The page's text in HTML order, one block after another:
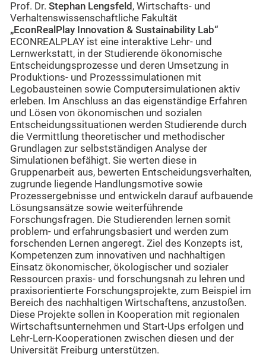
Prof. Dr. Stephan Lengsfeld , Wirtschafts- und
Verhaltenswissenschaftliche Fakultät
„EconRealPlay Innovation & Sustainability Lab“
ECONREALPLAY ist eine interaktive Lehr- und
Lernwerkstatt, in der Studierende ökonomische
Entscheidungsprozesse und deren Umsetzung in
Produktions- und Prozesssimulationen mit
Legobausteinen sowie Computersimulationen aktiv
erleben. Im Anschluss an das eigenständige Erfahren
und Lösen von ökonomischen und sozialen
Entscheidungssituationen werden Studierende durch
die Vermittlung theoretischer und methodischer
Grundlagen zur selbstständigen Analyse der
Simulationen befähigt. Sie werten diese in
Gruppenarbeit aus, bewerten Entscheidungsverhalten,
zugrunde liegende Handlungsmotive sowie
Prozessergebnisse und entwickeln darauf aufbauende
Lösungsansätze sowie weiterführende
Forschungsfragen. Die Studierenden lernen somit
problem- und erfahrungsbasiert und werden zum
forschenden Lernen angeregt. Ziel des Konzepts ist,
Kompetenzen zum innovativen und nachhaltigen
Einsatz ökonomischer, ökologischer und sozialer
Ressourcen praxis- und forschungsnah zu lehren und
praxisorientierte Forschungsprojekte, zum Beispiel im
Bereich des nachhaltigen Wirtschaftens, anzustoßen.
Diese Projekte sollen in Kooperation mit regionalen
Wirtschaftsunternehmen und Start-Ups erfolgen und
Lehr-Lern-Kooperationen zwischen diesen und der
Universität Freiburg unterstützen.